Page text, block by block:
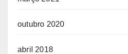
outubro 2020
abril 2018